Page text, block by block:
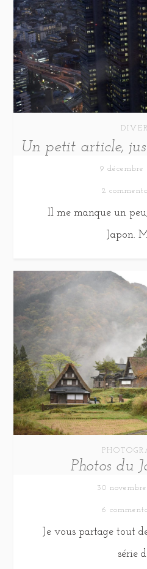
Un petit article,
9 décembre
2
Il me manque un
Japon.
Photos du
30
6
Je vous partage tout
série